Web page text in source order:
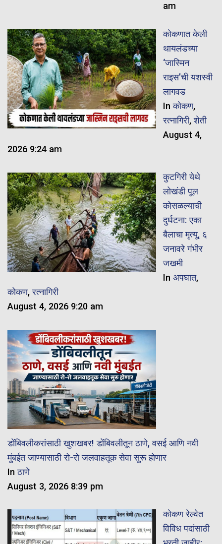
am
कोकणात केली
थायलंडच्या
‘जास्मिन
राइस’ची यशस्वी
लागवड
Inकोकण,
रत्नागिरी,शेती
August 4,
2026 9:24 am
कुटगिरी येथे
लोखंडी पूल
कोसळल्याची
दुर्घटना: एका
बैलाचा मृत्यू, ६
जनावरे गंभीर
जखमी
In अपघात,
कोकण,रत्नागिरी
August 4, 2026 9:20 am
डोंबिवलीकरांसाठी खुशखबर! डोंबिवलीतून ठाणे, वसई आणि नवी
मुंबईत जाण्यासाठी रो-रो जलवाहतूक सेवा सुरू होणार
Inठाणे
August 3, 2026 8:39 pm
कोकण रेल्वेत
विविध पदांसाठी